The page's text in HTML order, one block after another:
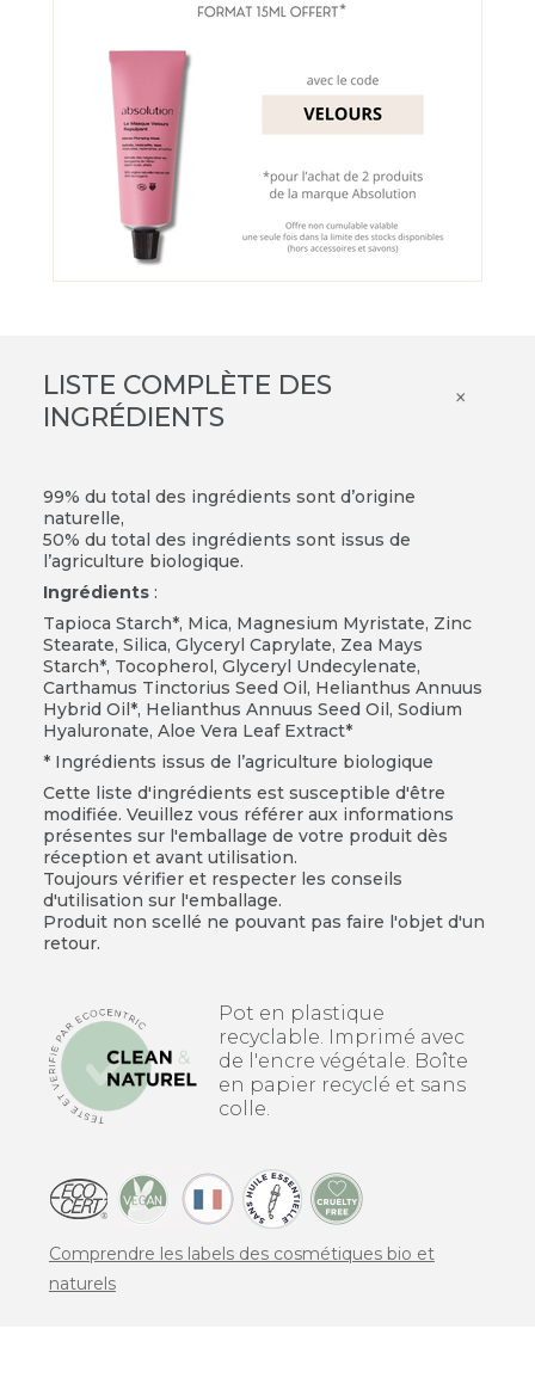
LISTE COMPLÈTE DES
INGRÉDIENTS
×
99% du total des ingrédients sont d’origine
naturelle,
50% du total des ingrédients sont issus de
l’agriculture biologique.
Ingrédients:
Tapioca Starch*, Mica, Magnesium Myristate, Zinc
Stearate, Silica, Glyceryl Caprylate, Zea Mays
Starch*, Tocopherol, Glyceryl Undecylenate,
Carthamus Tinctorius Seed Oil, Helianthus Annuus
Hybrid Oil*, Helianthus Annuus Seed Oil, Sodium
Hyaluronate, Aloe Vera Leaf Extract*
* Ingrédients issus de l’agriculture biologique
Cette liste d'ingrédients est susceptible d'être
modifiée. Veuillez vous référer aux informations
présentes sur l'emballage de votre produit dès
réception et avant utilisation.
Toujours vérifier et respecter les conseils
d'utilisation sur l'emballage.
Produit non scellé ne pouvant pas faire l'objet d'un
retour.
Pot en plastique
recyclable. Imprimé avec
de l'encre végétale. Boîte
en papier recyclé et sans
colle.
Comprendre les labels des cosmétiques bio et
naturels